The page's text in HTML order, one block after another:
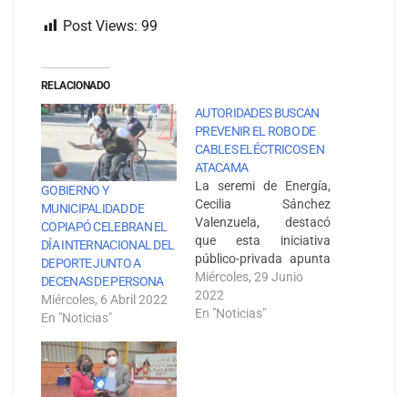
Post Views: 99
RELACIONADO
GOBIERNO Y
MUNICIPALIDAD DE
COPIAPÓ CELEBRAN EL
DÍA INTERNACIONAL DEL
DEPORTE JUNTO A
DECENAS DE PERSONA
Miércoles, 6 Abril 2022
En "Noticias"
AUTORIDADES BUSCAN
PREVENIR EL ROBO DE
CABLES ELÉCTRICOS EN
ATACAMA
La seremi de Energía,
Cecilia Sánchez
Valenzuela, destacó
que esta iniciativa
público-privada apunta
a garantizar la
seguridad y continuidad
del suministro eléctrico
Miércoles, 29 Junio
2022
En "Noticias"